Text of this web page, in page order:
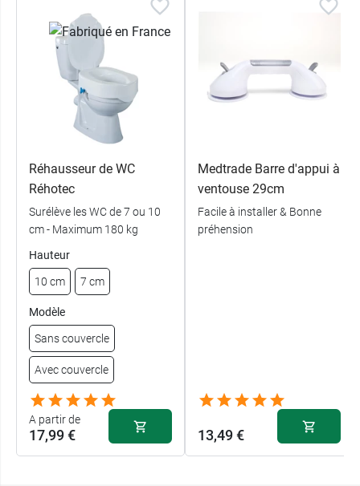
G
460
mm
I
475
mm
Réhausseur de WC
Réhotec
Surélève les WC de 7 ou 10
cm - Maximum 180 kg
Hauteur
10 cm 7 cm
Modèle
Sans couvercle
Avec couvercle
A partir de
17,99 €
Medtrade Barre d'appui à
ventouse 29cm
Facile à installer & Bonne
préhension
13,49 €